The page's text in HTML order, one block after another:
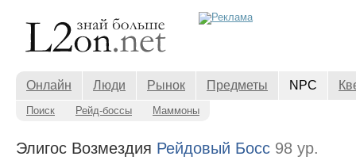
Онлайн Люди Рынок Предметы NPC
Поиск Рейд-боссы Маммоны
Элигос Возмездия Рейдовый Босс 98 ур.